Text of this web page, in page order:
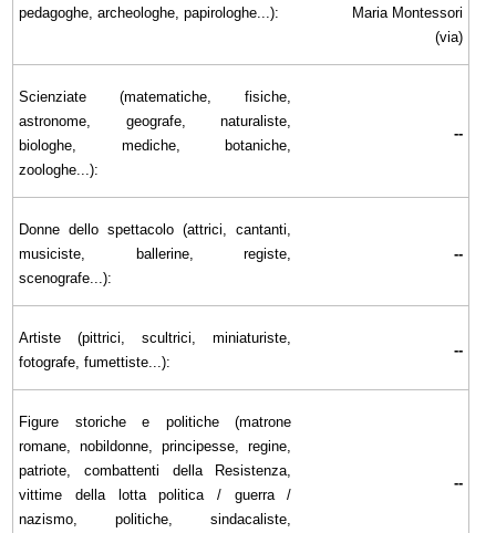
pedagoghe, archeologhe, papirologhe...):
Maria Montessori
(via)
Scienziate (matematiche, fisiche,
astronome, geografe, naturaliste,
biologhe, mediche, botaniche,
zoologhe...):
--
Donne dello spettacolo (attrici, cantanti,
musiciste, ballerine, registe,
scenografe...):
--
Artiste (pittrici, scultrici, miniaturiste,
fotografe, fumettiste...):
--
Figure storiche e politiche (matrone
romane, nobildonne, principesse, regine,
patriote, combattenti della Resistenza,
vittime della lotta politica / guerra /
nazismo, politiche, sindacaliste,
--